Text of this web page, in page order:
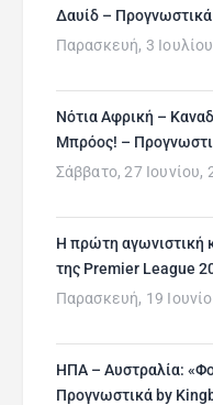
Δαυίδ –
Παρασκευή, 3
Νότια Αφρική –
Μπρόος! –
Σάββατο, 27 Ιουνίου,
H πρώτη αγωνιστική
της Premier League
Παρασκευή, 19
ΗΠΑ – Αυστραλία:
Προγνωστικά by